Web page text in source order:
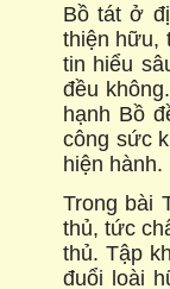
Bồ tát ở
thiện hữu,
tin hiểu
đều
hạnh Bồ
công sức
hiện hành.
Trong bài
thủ, tức
thủ. Tập
đuổi loài